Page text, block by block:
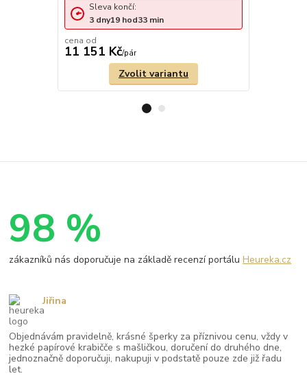
cena od
11 151 Kč/pár
Sleva končí:
3 dny19 hod33 min
Zvolit variantu
98 %
zákazníků nás doporučuje na základě recenzí portáluHeureka.cz
Objednávám pravidelně, krásné šperky za příznivou cenu, vždy v
hezké papírové krabičče s mašličkou, doručení do druhého dne,
jednoznačně doporučuji, nakupuji v podstatě pouze zde již řadu
let.
Jiřina